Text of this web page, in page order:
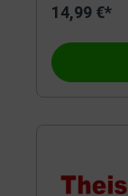
14,99 €*